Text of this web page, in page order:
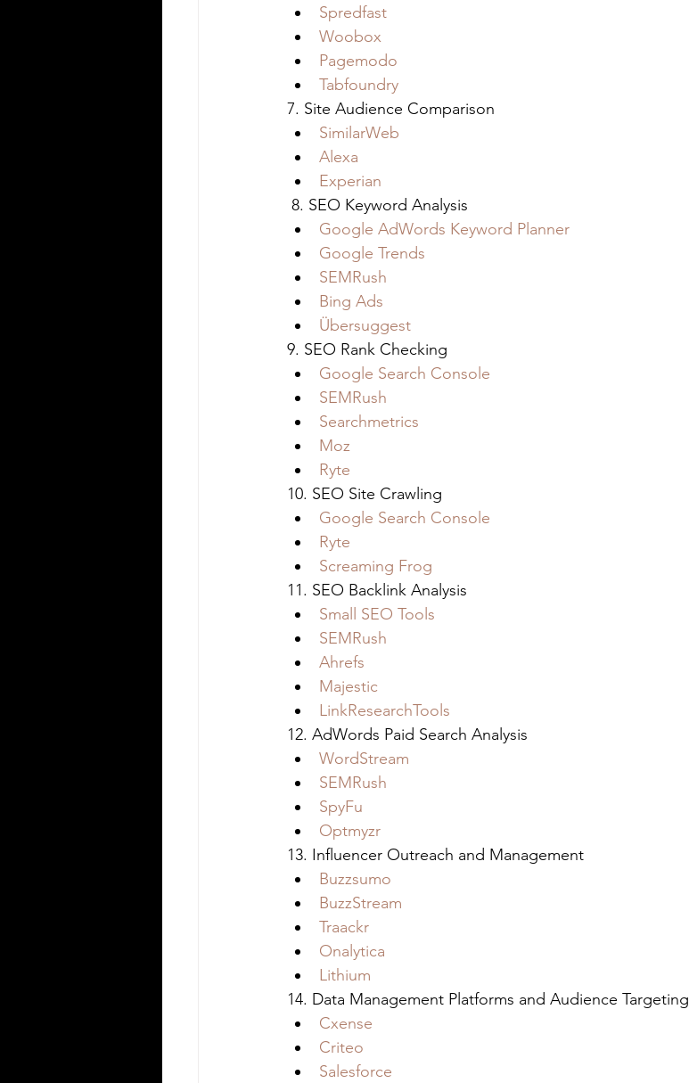
Spredfast
Woobox
Pagemodo
Tabfoundry
7. Site Audience Comparison
SimilarWeb
Alexa
Experian
8. SEO Keyword Analysis
Google AdWords Keyword Planner
Google Trends
SEMRush
Bing Ads
Übersuggest
9. SEO Rank Checking
Google Search Console
SEMRush
Searchmetrics
Moz
Ryte
10. SEO Site Crawling
Google Search Console
Ryte
Screaming Frog
11. SEO Backlink Analysis
Small SEO Tools
SEMRush
Ahrefs
Majestic
LinkResearchTools
12. AdWords Paid Search Analysis
WordStream
SEMRush
SpyFu
Optmyzr
13. Influencer Outreach and Management
Buzzsumo
BuzzStream
Traackr
Onalytica
Lithium
14. Data Management Platforms and Audience Targeting
Cxense
Criteo
Salesforce